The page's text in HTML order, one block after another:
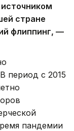
стране
флиппинг, —
период с 2015
пандемии